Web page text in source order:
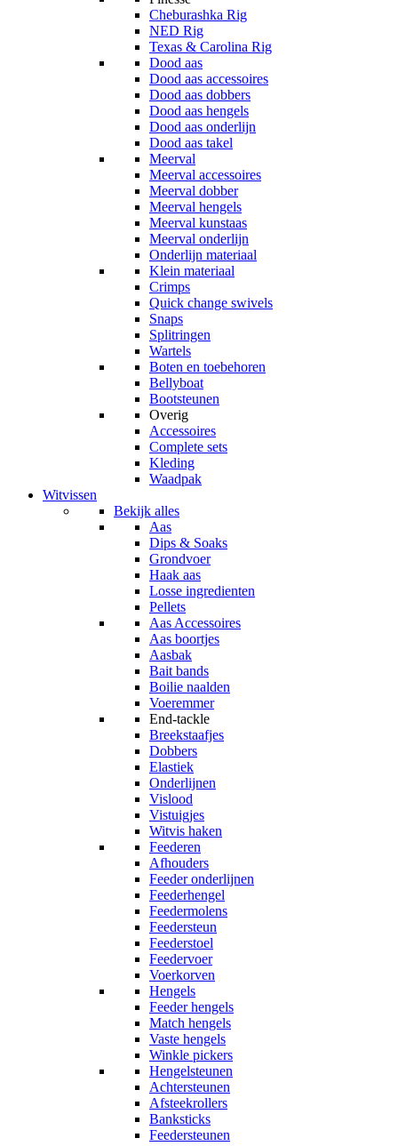
Cheburashka Rig
NED Rig
Texas & Carolina Rig
Dood aas
Dood aas accessoires
Dood aas dobbers
Dood aas hengels
Dood aas onderlijn
Dood aas takel
Meerval
Meerval accessoires
Meerval dobber
Meerval hengels
Meerval kunstaas
Meerval onderlijn
Onderlijn materiaal
Klein materiaal
Crimps
Quick change swivels
Snaps
Splitringen
Wartels
Boten en toebehoren
Bellyboat
Bootsteunen
Overig
Accessoires
Complete sets
Kleding
Waadpak
Witvissen
Bekijk alles
Aas
Dips & Soaks
Grondvoer
Haak aas
Losse ingredienten
Pellets
Aas Accessoires
Aas boortjes
Aasbak
Bait bands
Boilie naalden
Voeremmer
End-tackle
Breekstaafjes
Dobbers
Elastiek
Onderlijnen
Vislood
Vistuigjes
Witvis haken
Feederen
Afhouders
Feeder onderlijnen
Feederhengel
Feedermolens
Feedersteun
Feederstoel
Feedervoer
Voerkorven
Hengels
Feeder hengels
Match hengels
Vaste hengels
Winkle pickers
Hengelsteunen
Achtersteunen
Afsteekrollers
Banksticks
Feedersteunen